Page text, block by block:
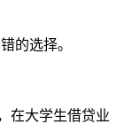
的选择。
在大学生借贷业